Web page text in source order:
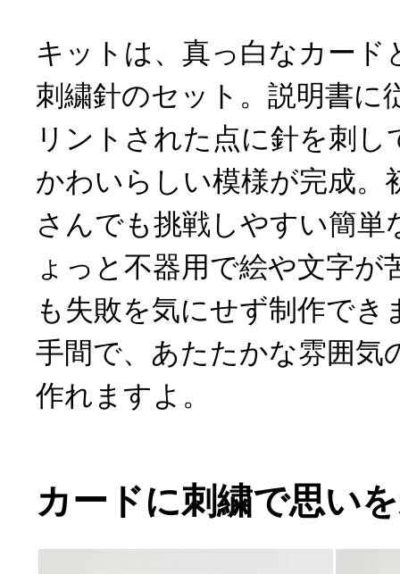
キットは、真っ白なカード
刺繍針のセット。説明書に
リントされた点に針を刺
かわいらしい模様が完成。
さんでも挑戦しやすい簡単
ょっと不器用で絵や文字が
も失敗を気にせず制作でき
手間で、あたたかな雰囲気
作れますよ。
カードに刺繍で思い